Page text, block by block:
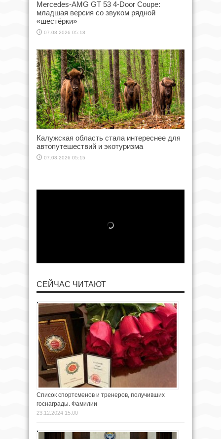
Mercedes-AMG GT 53 4-Door Coupe:
младшая версия со звуком рядной
«шестёрки»
07.08.2026 05:18
Калужская область стала интереснее для
автопутешествий и экотуризма
07.08.2026 05:15
СЕЙЧАС ЧИТАЮТ
Список спортсменов и тренеров, получивших
госнаграды. Фамилии
23.12.2024 15:00